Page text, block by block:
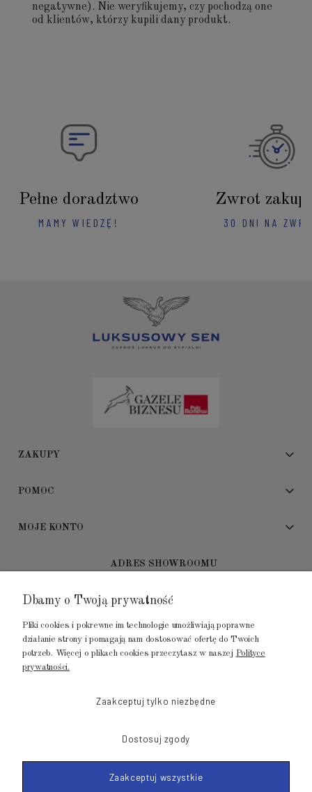
negatywne). Nie weryfikujemy, czy pochodzą one
od klientów, którzy kupili dany produkt.
Pełne doradztwo
MAMY WIEDZĘ!
Zwrot
30 DNI NA
ZAKUPY
POMOC
MOJE KONTO
ADRES SHOWROOMU
GALERIA METROPOLIA
ul. Jana Kilińskiego 4
80-452 Gdańsk
Dbamy o Twoją prywatność
Pliki cookies i pokrewne im technologie umożliwiają poprawne
działanie strony i pomagają nam dostosować ofertę do Twoich
potrzeb. Więcej o plikach cookies przeczytasz w naszej Polityce
prywatności.
Zaakceptuj tylko niezbędne
Dostosuj zgody
Zaakceptuj wszystkie